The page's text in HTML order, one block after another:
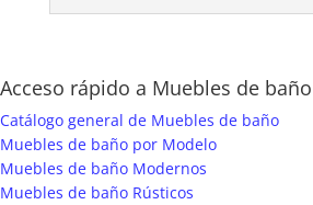
Acceso rápido a Muebles de baño
Catálogo general de Muebles de baño
Muebles de baño por Modelo
Muebles de baño Modernos
Muebles de baño Rústicos